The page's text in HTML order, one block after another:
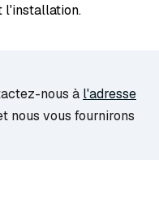
l'installation.
nous à l'adresse
nous vous fournirons